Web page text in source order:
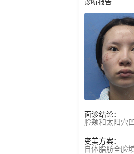
面诊结论：
脸颊和太阳穴
变美方案：
自体脂肪全脸